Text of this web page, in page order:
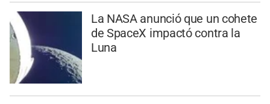
La NASA anunció que un cohete
de SpaceX impactó contra la
Luna